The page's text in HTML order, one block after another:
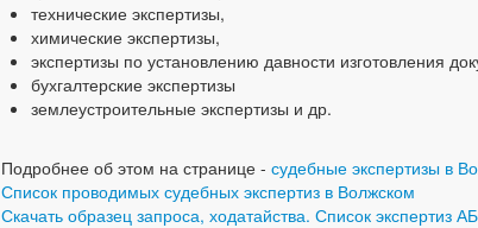
технические экспертизы,
химические экспертизы,
экспертизы по установлению давности изготовления
бухгалтерские экспертизы
землеустроительные экспертизы и др.
Подробнее об этом на странице - судебные экспертизы в
Список проводимых судебных экспертиз в Волжском
Скачать образец запроса, ходатайства. Список экспертиз